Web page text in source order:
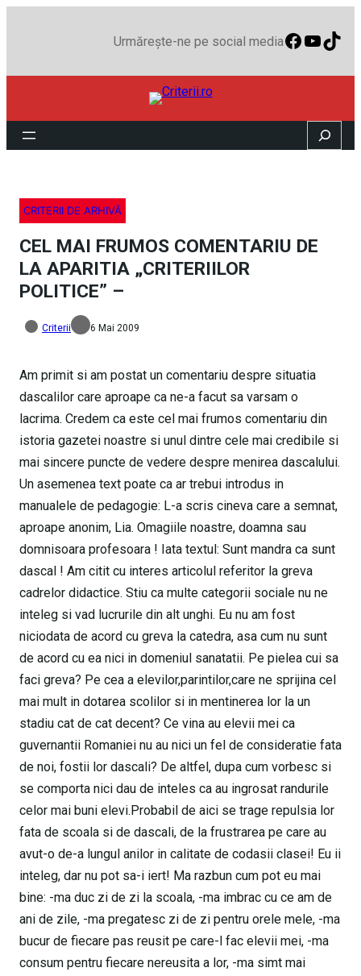
Urmărește-ne pe social media
Search
CRITERII DE ARHIVĂ
CEL MAI FRUMOS COMENTARIU DE
LA APARITIA „CRITERIILOR
POLITICE” –
Criterii 6 Mai 2009
Am primit si am postat un comentariu despre situatia
dascalilor care aproape ca ne-a facut sa varsam o
lacrima. Credem ca este cel mai frumos comentariu din
istoria gazetei noastre si unul dintre cele mai credibile si
mai sincere puncte de vedere despre menirea dascalului.
Un asemenea text poate ca ar trebui introdus in
manualele de pedagogie: L-a scris cineva care a semnat,
aproape anonim, Lia. Omagiile noastre, doamna sau
domnisoara profesoara ! Iata textul: Sunt mandra ca sunt
dascal ! Am citit cu interes articolul referitor la greva
cadrelor didactice. Stiu ca multe categorii sociale nu ne
inteleg si vad lucrurile din alt unghi. Eu nu am fost
niciodata de acord cu greva la catedra, asa cum nu sunt
de acord cu ea nici in domeniul sanatatii. Pe pielea cui sa
faci greva? Pe cea a elevilor,parintilor,care ne sprijina cel
mai mult in dotarea scolilor si in mentinerea lor la un
stadiu cat de cat decent? Ce vina au elevii mei ca
guvernantii Romaniei nu au nici un fel de consideratie fata
de noi, fostii lor dascali? De altfel, dupa cum vorbesc si
se comporta nici dau de inteles ca au ingrosat randurile
celor mai buni elevi.Probabil de aici se trage repulsia lor
fata de scoala si de dascali, de la frustrarea pe care au
avut-o de-a lungul anilor in calitate de codasii clasei! Eu ii
inteleg, dar nu pot sa-i iert! Ma razbun cum pot eu mai
bine: -ma duc zi de zi la scoala, -ma imbrac cu ce am de
ani de zile, -ma pregatesc zi de zi pentru orele mele, -ma
bucur de fiecare pas reusit pe care-l fac elevii mei, -ma
consum pentru fiecare nereusita a lor, -ma simt mai